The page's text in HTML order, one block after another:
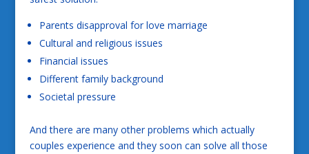
Parents disapproval for love marriage
Cultural and religious issues
Financial issues
Different family background
Societal pressure
And there are many other problems which actually
couples experience and they soon can solve all those